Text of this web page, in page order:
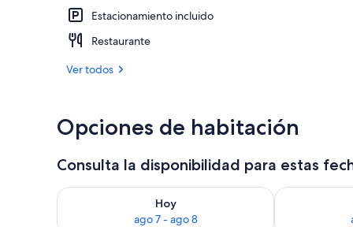
Estacionamiento incluido
Restaurante
Ver todos
Opciones de habitación
Consulta la disponibilidad para estas
Hoy
ago 7 - ago 8
Consulta la disponibilidad para hoy ago 7 - ago 8
Consulta la